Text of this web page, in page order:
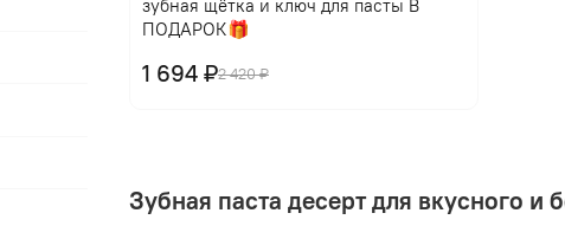
зубная щётка и ключ для пасты В
ПОДАРОК🎁
2 420 ₽
1 694 ₽
Зубная паста десерт для вкусного и